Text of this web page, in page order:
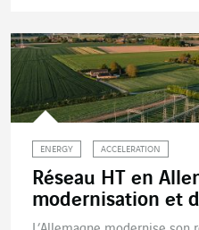
ENERGY ACCELERATION
Réseau HT en
modernisation et